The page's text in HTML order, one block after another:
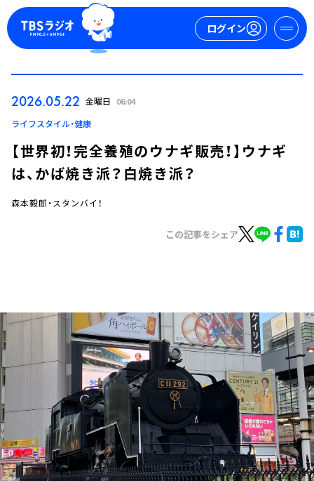
ログイン
ログイン
お知らせ
イベント・グッズ
YouTube
会社情報
2026.05.22 金曜日 06:04
ライフスタイル・健康
【世界初！完全養殖のウナギ販売！】ウナギ
は、かば焼き派？白焼き派？
森本毅郎・スタンバイ！
この記事をシェア